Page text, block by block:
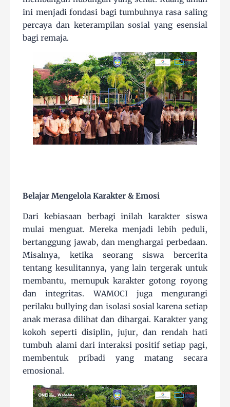
ini menjadi fondasi bagi tumbuhnya rasa saling
percaya dan keterampilan sosial yang esensial
bagi remaja.
Belajar Mengelola Karakter & Emosi
Dari kebiasaan berbagi inilah karakter siswa
mulai menguat. Mereka menjadi lebih peduli,
bertanggung jawab, dan menghargai perbedaan.
Misalnya, ketika seorang siswa bercerita
tentang kesulitannya, yang lain tergerak untuk
membantu, memupuk karakter gotong royong
dan integritas. WAMOCI juga mengurangi
perilaku bullying dan isolasi sosial karena setiap
anak merasa dilihat dan dihargai. Karakter yang
kokoh seperti disiplin, jujur, dan rendah hati
tumbuh alami dari interaksi positif setiap pagi,
membentuk pribadi yang matang secara
emosional.